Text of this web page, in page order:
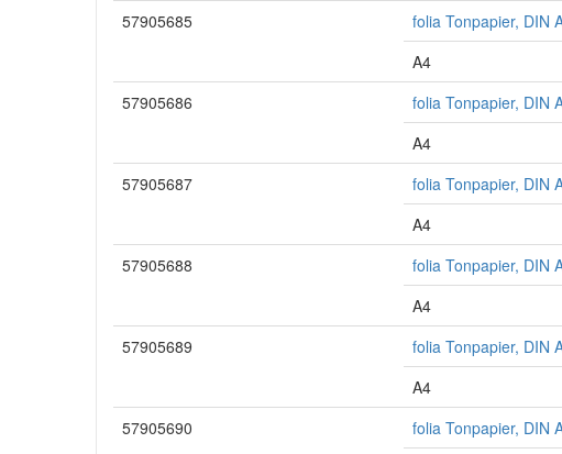
57905685
folia Tonpapier, DIN
A4
57905686
folia Tonpapier, DIN
A4
57905687
folia Tonpapier, DIN
A4
57905688
folia Tonpapier, DIN
A4
57905689
folia Tonpapier, DIN
A4
57905690
folia Tonpapier, DIN